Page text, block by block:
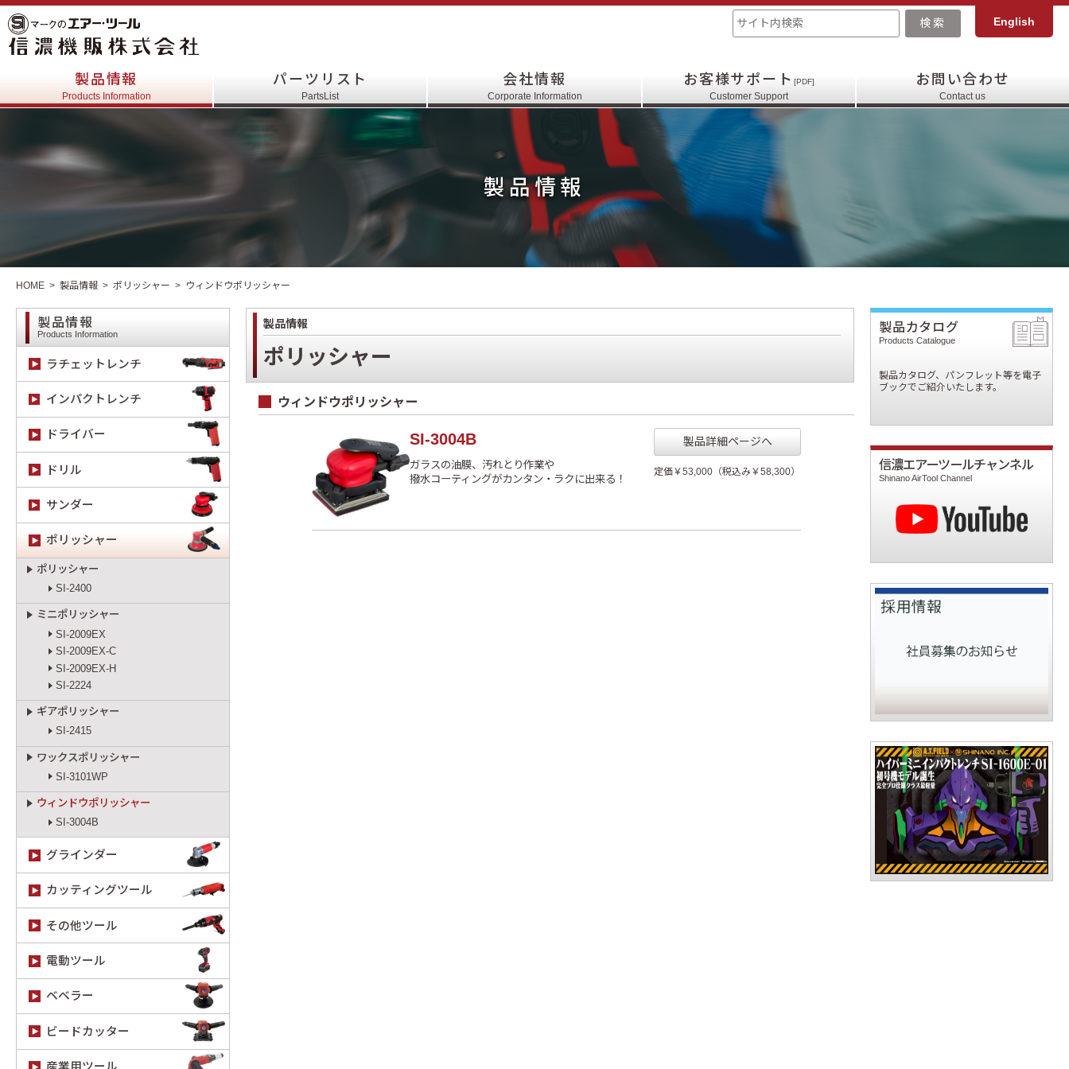
English
製品情報
Products Information
パーツリスト
PartsList
会社情報
Corporate Information
お客様サポート [PDF]
Customer Support
お問い合わせ
Contact us
製品情報
HOME 製品情報 ポリッシャー ウィンドウポリッシャー
製品情報
Products Information
ラチェットレンチ
インパクトレンチ
ドライバー
ドリル
サンダー
ポリッシャー
ポリッシャー
SI-2400
ミニポリッシャー
SI-2009EX
SI-2009EX-C
SI-2009EX-H
SI-2224
ギアポリッシャー
SI-2415
ワックスポリッシャー
SI-3101WP
ウィンドウポリッシャー
SI-3004B
グラインダー
カッティングツール
その他ツール
電動ツール
ベベラー
ビードカッター
製品情報
ポリッシャー
ウィンドウポリッシャー
SI-3004B
ガラスの油膜、汚れとり作業や
撥水コーティングがカンタン・ラクに出来る！
製品詳細ページへ
定価￥53,000（税込み￥58,300）
製品カタログ
Products Catalogue
製品カタログ、パンフレット等を電子
ブックでご紹介いたします。
信濃エアーツールチャンネル
Shinano AirTool Channel